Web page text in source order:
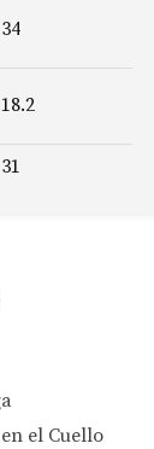
34
18.2
31
el Cuello